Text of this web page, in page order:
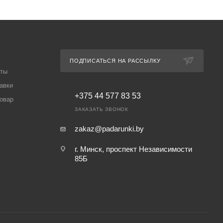
ПОДПИСАТЬСЯ НА РАССЫЛКУ
+375 44 577 83 53
ЗАКАЗАТЬ ЗВОНОК
zakaz@padarunki.by
г. Минск, проспект Независимости
85Б